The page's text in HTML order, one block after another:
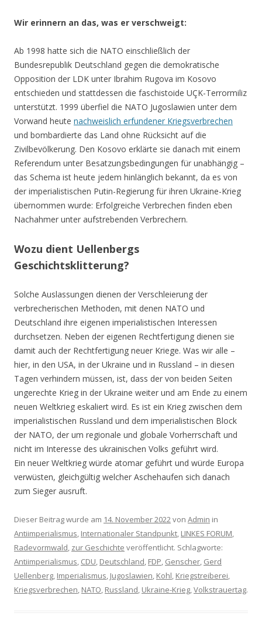
Wir erinnern an das, was er verschweigt:
Ab 1998 hatte sich die NATO einschließlich der
Bundesrepublik Deutschland gegen die demokratische
Opposition der LDK unter Ibrahim Rugova im Kosovo
entschieden und stattdessen die faschistoide UÇK-Terrormiliz
unterstützt. 1999 überfiel die NATO Jugoslawien unter dem
Vorwand heute nachweislich erfundener Kriegsverbrechen
und bombardierte das Land ohne Rücksicht auf die
Zivilbevölkerung. Den Kosovo erklärte sie danach mit einem
Referendum unter Besatzungsbedingungen für unabhängig –
das Schema ist heute jedem hinlänglich bekannt, da es von
der imperialistischen Putin-Regierung für ihren Ukraine-Krieg
übernommen wurde: Erfolgreiche Verbrechen finden eben
Nachahmer unter aufstrebenden Verbrechern.
Wozu dient Uellenbergs
Geschichtsklitterung?
Solche Auslassungen dienen der Verschleierung der
verbrecherischen Methoden, mit denen NATO und
Deutschland ihre eigenen imperialistischen Interessen
durchsetzen. Neben der eigenen Rechtfertigung dienen sie
damit auch der Rechtfertigung neuer Kriege. Was wir alle –
hier, in den USA, in der Ukraine und in Russland – in diesen
Tagen verhindern müssen, ist, dass der von beiden Seiten
ungerechte Krieg in der Ukraine weiter und am Ende zu einem
neuen Weltkrieg eskaliert wird. Es ist ein Krieg zwischen dem
imperialistischen Russland und dem imperialistischen Block
der NATO, der um regionale und globale Vorherrschaft und
nicht im Interesse des ukrainischen Volks geführt wird.
Ein neuer Weltkrieg würde atomar geführt und würde Europa
verwüsten, gleichgültig welcher Aschehaufen sich danach
zum Sieger ausruft.
Dieser Beitrag wurde am 14. November 2022von Admin in
Antiimperialismus, Internationaler Standpunkt, LINKES FORUM,
Radevormwald, zur Geschichte veröffentlicht. Schlagworte:
Antiimperialismus, CDU, Deutschland, FDP, Genscher, Gerd
Uellenberg, Imperialismus, Jugoslawien, Kohl, Kriegstreiberei,
Kriegsverbrechen, NATO, Russland, Ukraine-Krieg,Volkstrauertag.